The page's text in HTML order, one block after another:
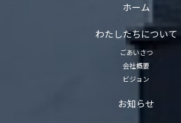
ホーム
わたしたちについて
ごあいさつ
会社概要
ビジョン
お知らせ